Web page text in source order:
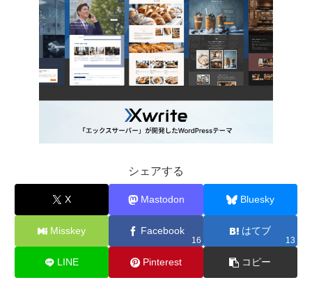
シェアする
X Mastodon Bluesky
Misskey Facebook
16
はてブ
13
LINE Pinterest コピー